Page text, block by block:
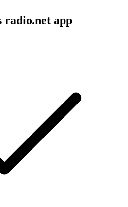
radio.net app